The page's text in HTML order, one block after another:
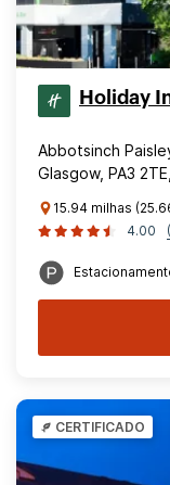
Holiday
Abbotsinch
Glasgow, PA3
15.94 milhas
4.00
CERTIFICADO